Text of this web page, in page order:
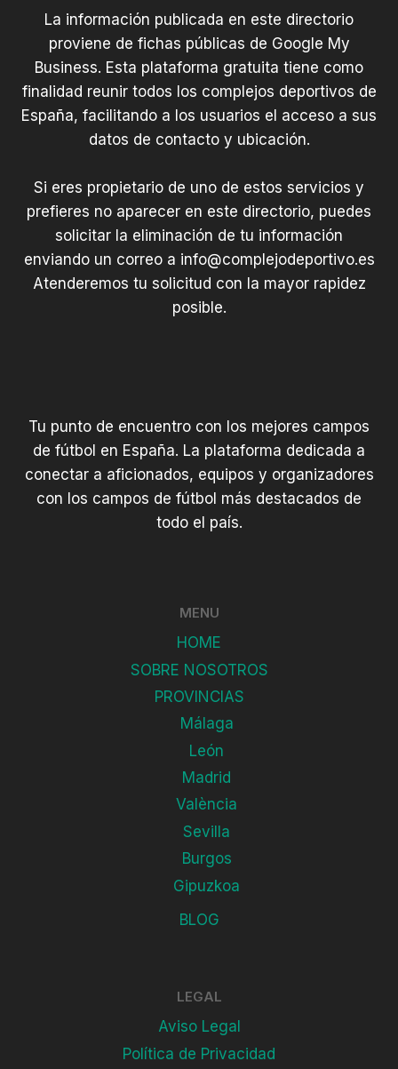
La información publicada en este directorio
proviene de fichas públicas de Google My
Business. Esta plataforma gratuita tiene como
finalidad reunir todos los complejos deportivos de
España, facilitando a los usuarios el acceso a sus
datos de contacto y ubicación.
Si eres propietario de uno de estos servicios y
prefieres no aparecer en este directorio, puedes
solicitar la eliminación de tu información
enviando un correo a info@complejodeportivo.es
Atenderemos tu solicitud con la mayor rapidez
posible.
Tu punto de encuentro con los mejores campos
de fútbol en España. La plataforma dedicada a
conectar a aficionados, equipos y organizadores
con los campos de fútbol más destacados de
todo el país.
MENU
HOME
SOBRE NOSOTROS
PROVINCIAS
Málaga
León
Madrid
València
Sevilla
Burgos
Gipuzkoa
BLOG
LEGAL
Aviso Legal
Política de Privacidad